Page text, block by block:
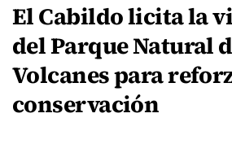
El Cabildo licita la
del Parque Natural
Volcanes para
conservación